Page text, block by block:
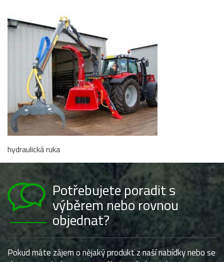
hydraulická ruka
Potřebujete poradit s
výběrem nebo rovnou
objednat?
Pokud máte zájem o nějaký produkt z naší nabídky nebo se